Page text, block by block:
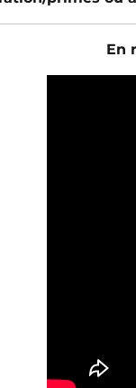
En